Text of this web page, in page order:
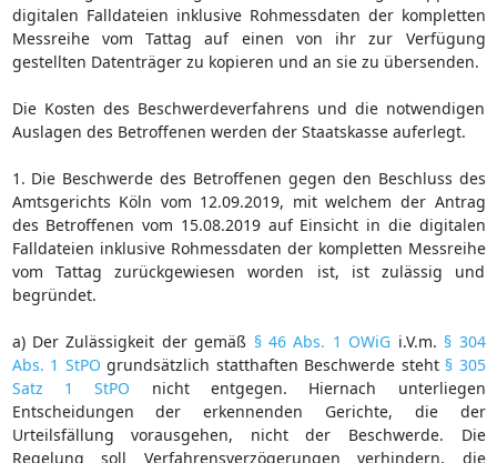
digitalen Falldateien inklusive Rohmessdaten der kompletten
Messreihe vom Tattag auf einen von ihr zur Verfügung
gestellten Datenträger zu kopieren und an sie zu übersenden.
Die Kosten des Beschwerdeverfahrens und die notwendigen
Auslagen des Betroffenen werden der Staatskasse auferlegt.
1. Die Beschwerde des Betroffenen gegen den Beschluss des
Amtsgerichts Köln vom 12.09.2019, mit welchem der Antrag
des Betroffenen vom 15.08.2019 auf Einsicht in die digitalen
Falldateien inklusive Rohmessdaten der kompletten Messreihe
vom Tattag zurückgewiesen worden ist, ist zulässig und
begründet.
a) Der Zulässigkeit der gemäß § 46 Abs. 1 OWiG i.V.m. § 304
Abs. 1 StPO grundsätzlich statthaften Beschwerde steht § 305
Satz 1 StPO nicht entgegen. Hiernach unterliegen
Entscheidungen der erkennenden Gerichte, die der
Urteilsfällung vorausgehen, nicht der Beschwerde. Die
Regelung soll Verfahrensverzögerungen verhindern, die